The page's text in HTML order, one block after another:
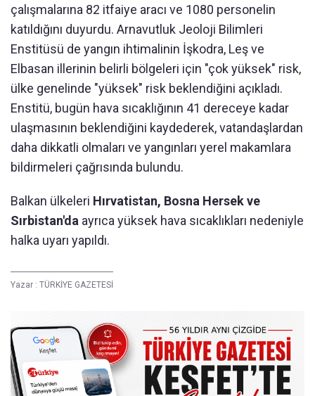
çalışmalarına 82 itfaiye aracı ve 1080 personelin
katıldığını duyurdu. Arnavutluk Jeoloji Bilimleri
Enstitüsü de yangın ihtimalinin İşkodra, Leş ve
Elbasan illerinin belirli bölgeleri için "çok yüksek" risk,
ülke genelinde "yüksek" risk beklendiğini açıkladı.
Enstitü, bugün hava sıcaklığının 41 dereceye kadar
ulaşmasının beklendiğini kaydederek, vatandaşlardan
daha dikkatli olmaları ve yangınları yerel makamlara
bildirmeleri çağrısında bulundu.
Balkan ülkeleri Hırvatistan, Bosna Hersek ve
Sırbistan'da ayrıca yüksek hava sıcaklıkları nedeniyle
halka uyarı yapıldı.
Yazar : TÜRKİYE GAZETESİ